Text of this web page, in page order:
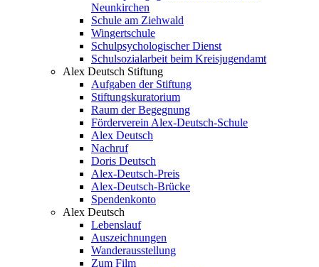
Neunkirchen
Schule am Ziehwald
Wingertschule
Schulpsychologischer Dienst
Schulsozialarbeit beim Kreisjugendamt
Alex Deutsch Stiftung
Aufgaben der Stiftung
Stiftungskuratorium
Raum der Begegnung
Förderverein Alex-Deutsch-Schule
Alex Deutsch
Nachruf
Doris Deutsch
Alex-Deutsch-Preis
Alex-Deutsch-Brücke
Spendenkonto
Alex Deutsch
Lebenslauf
Auszeichnungen
Wanderausstellung
Zum Film